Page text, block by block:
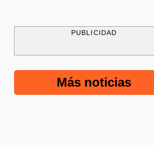
PUBLICIDAD
Más noticias